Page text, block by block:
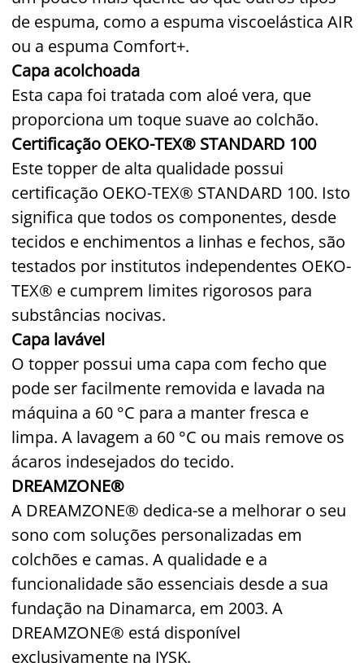
de espuma, como a espuma viscoelástica AIR
ou a espuma Comfort+.
Capa acolchoada
Esta capa foi tratada com aloé vera, que
proporciona um toque suave ao colchão.
Certificação OEKO-TEX® STANDARD 100
Este topper de alta qualidade possui
certificação OEKO-TEX® STANDARD 100. Isto
significa que todos os componentes, desde
tecidos e enchimentos a linhas e fechos, são
testados por institutos independentes OEKO-
TEX® e cumprem limites rigorosos para
substâncias nocivas.
Capa lavável
O topper possui uma capa com fecho que
pode ser facilmente removida e lavada na
máquina a 60 °C para a manter fresca e
limpa. A lavagem a 60 °C ou mais remove os
ácaros indesejados do tecido.
DREAMZONE®
A DREAMZONE® dedica-se a melhorar o seu
sono com soluções personalizadas em
colchões e camas. A qualidade e a
funcionalidade são essenciais desde a sua
fundação na Dinamarca, em 2003. A
DREAMZONE® está disponível
exclusivamente na JYSK.